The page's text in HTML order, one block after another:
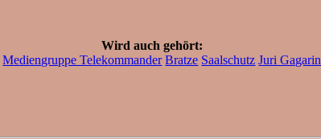
Wird auch gehört:
Mediengruppe Telekommander Bratze Saalschutz Juri Gagarin